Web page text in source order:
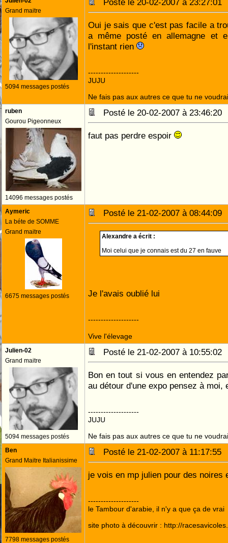
Grand maitre
5094 messages postés
Posté le 20-02-2007 à
Oui je sais que c'est pas facile a
a même posté en allemagne et
l'instant rien
--------------------
JUJU
Ne fais pas aux autres ce que tu ne
ruben
Gourou Pigeonneux
14096 messages postés
Posté le 20-02-2007 à
faut pas perdre espoir
Aymeric
La béte de SOMME
Grand maitre
6675 messages postés
Posté le 21-02-2007 à
Alexandre a écrit :
Moi celui que je connais est du 27 en fauve
Je l'avais oublié lui
--------------------
Vive l'élevage
Julien-02
Grand maitre
5094 messages postés
Posté le 21-02-2007 à
Bon en tout si vous en entendez
au détour d'une expo pensez à moi,
--------------------
JUJU
Ne fais pas aux autres ce que tu ne
Ben
Grand Maitre Italianissime
7798 messages postés
Posté le 21-02-2007 à
je vois en mp julien pour des noires
--------------------
le Tambour d'arabie, il n'y a que ça de vrai
site photo à découvrir : http://